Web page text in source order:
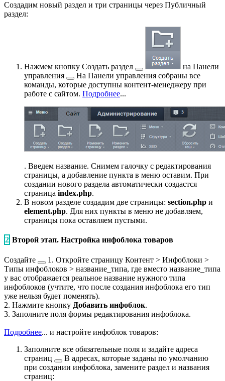
Создадим новый раздел и три страницы через Публичный
раздел:
Нажмем кнопку Создать раздел на Панели
управления
На Панели управления собраны все
команды, которые доступны контент-менеджеру при
работе с сайтом. Подробнее...
. Введем название. Снимем галочку с редактирования
страницы, а добавление пункта в меню оставим. При
создании нового раздела автоматически создастся
страница index.php.
В новом разделе создадим две страницы: section.php и
element.php. Для них пункты в меню не добавляем,
страницы пока оставляем пустыми.
2 Второй этап. Настройка инфоблока товаров
Создайте 1. Откройте страницу Контент > Инфоблоки >
Типы инфоблоков > название_типа, где вместо название_типа
у вас отображается реальное название нужного типа
инфоблоков (учтите, что после создания инфоблока его тип
уже нельзя будет поменять).
2. Нажмите кнопку Добавить инфоблок.
3. Заполните поля формы редактирования инфоблока.
Подробнее... и настройте инфоблок товаров:
Заполните все обязательные поля и задайте адреса
страниц
В адресах, которые заданы по умолчанию
при создании инфоблока, замените раздел и названия
страниц: